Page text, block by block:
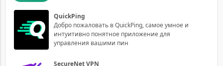
QuickPing
Добро пожаловать в QuickPing, самое умное и
интуитивно понятное приложение для
управления вашими пин
SecureNet VPN